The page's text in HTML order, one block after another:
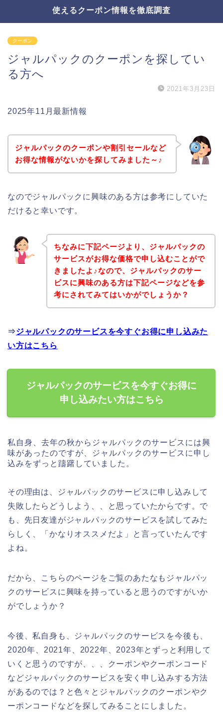
使えるクーポン情報を徹底調査
クーポン
ジャルパックのクーポンを探してい
る方へ
2021年3月23日
2025年11月最新情報
ジャルパックのクーポンや割引セールなど
お得な情報がないかを探してみました～♪
なのでジャルパックに興味のある方は参考にしていた
だけると幸いです。
ちなみに下記ページより、ジャルパックの
サービスがお得な価格で申し込むことがで
きましたよ♪なので、ジャルパックのサー
ビスに興味のある方は下記ページなどを参
考にされてみてはいかがでしょうか？
⇒ジャルパックのサービスを今すぐお得に申し込みた
い方はこちら
ジャルパックのサービスを今すぐお得に
申し込みたい方はこちら
私自身、去年の秋からジャルパックのサービスには興
味があったのですが、ジャルパックのサービスに申し
込みをずっと躊躇していました。
その理由は、ジャルパックのサービスに申し込みして
失敗したらどうしよう、、と思っていたからです。で
も、先日友達がジャルパックのサービスを試してみた
らしく、「かなりオススメだよ」と言っていたんです
よね。
だから、こちらのページをご覧のあたなもジャルパッ
クのサービスに興味を持っていると思うのですがいか
がでしょうか？
今後、私自身も、ジャルパックのサービスを今後も、
2020年、2021年、2022年、2023年とずっと利用して
いくと思うのですが、、、クーポンやクーポンコード
などジャルパックのサービスを安く申し込みする方法
があるのでは？と色々とジャルパックのクーポンやク
ーポンコードなどを探してみることにしました。